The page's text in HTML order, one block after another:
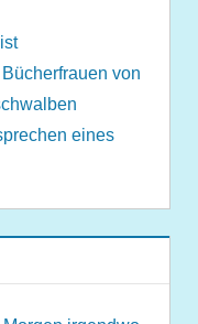
von
eines